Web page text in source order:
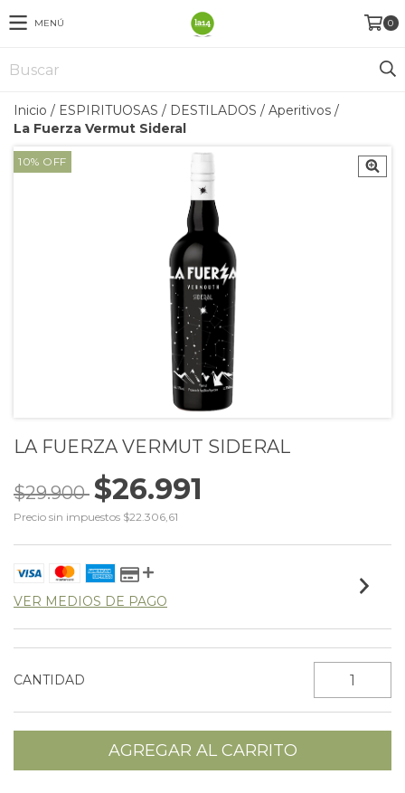
MENÚ 0
Inicio / ESPIRITUOSAS / DESTILADOS / Aperitivos /
La Fuerza Vermut Sideral
10% OFF
LA FUERZA VERMUT SIDERAL
$29.900 $26.991
Precio sin impuestos $22.306,61
VER MEDIOS DE PAGO
CANTIDAD